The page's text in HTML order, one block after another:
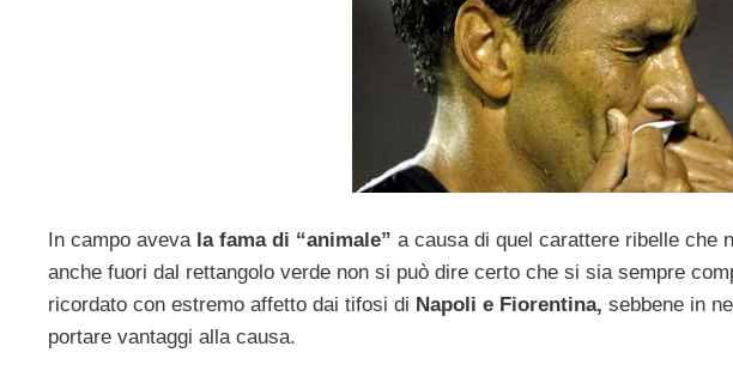
In campo aveva la fama di “animale” a causa di quel carattere ribelle che
anche fuori dal rettangolo verde non si può dire certo che si sia sempre
ricordato con estremo affetto dai tifosi di Napoli e Fiorentina, sebbene in
portare vantaggi alla causa.